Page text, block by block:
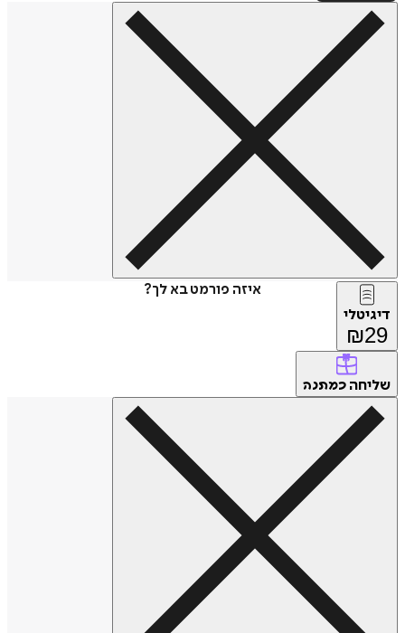
איזה פורמט בא לך?
דיגיטלי
₪29
שליחה כמתנה